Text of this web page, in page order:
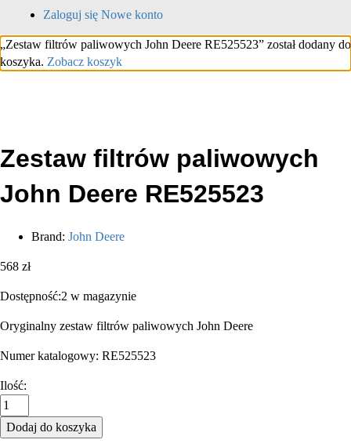
Zaloguj się Nowe konto
„Zestaw filtrów paliwowych John Deere RE525523” został dodany do
koszyka. Zobacz koszyk
Zestaw filtrów paliwowych
John Deere RE525523
Brand: John Deere
568 zł
Dostępność:2 w magazynie
Oryginalny zestaw filtrów paliwowych John Deere
Numer katalogowy: RE525523
Zestaw
filtrów
paliwowych
John
Ilość:
Dodaj do koszyka